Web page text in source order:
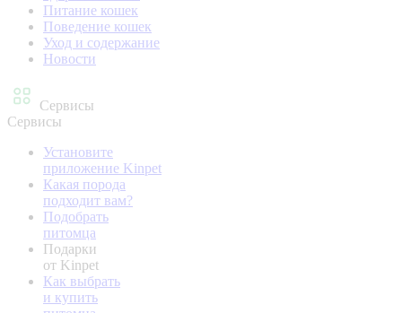
Питание кошек
Поведение кошек
Уход и содержание
Новости
Сервисы
Сервисы
Установите
приложение Kinpet
Какая порода
подходит вам?
Подобрать
питомца
Подарки
от Kinpet
Как выбрать
и купить